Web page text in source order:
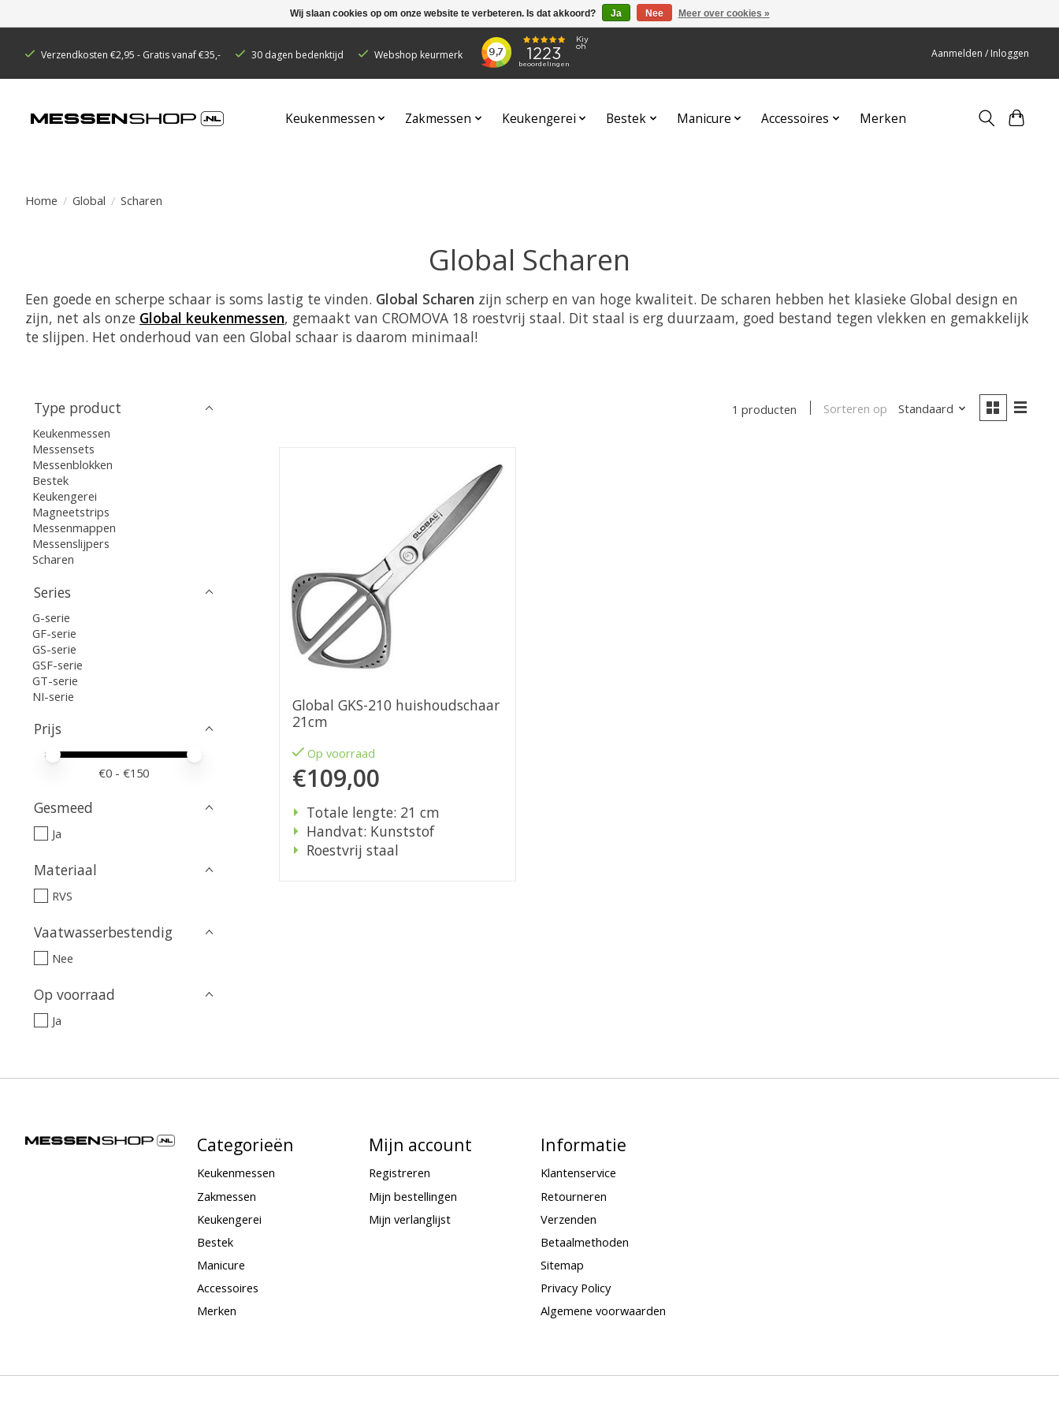
Verzendkosten €2,95 - Gratis vanaf €35,- 30 dagen bedenktijd Webshop keurmerk Aanmelden / Inloggen
Keukenmessen Zakmessen Keukengerei Bestek Manicure Accessoires Merken
Home / Global / Scharen
Global Scharen
Een goede en scherpe schaar is soms lastig te vinden. Global Scharen zijn scherp en van hoge kwaliteit. De scharen hebben het klasieke Global design en
zijn, net als onze Global keukenmessen, gemaakt van CROMOVA 18 roestvrij staal. Dit staal is erg duurzaam, goed bestand tegen vlekken en gemakkelijk
te slijpen. Het onderhoud van een Global schaar is daarom minimaal!
Type product
Keukenmessen
Messensets
Messenblokken
Bestek
Keukengerei
Magneetstrips
Messenmappen
Messenslijpers
Scharen
Series
G-serie
GF-serie
GS-serie
GSF-serie
GT-serie
NI-serie
Prijs
Minimale prijswaarde
Price maximum value
€0 - €150
Gesmeed
Ja
Materiaal
RVS
Vaatwasserbestendig
Nee
Op voorraad
Ja
1 producten Sorteren op Standaard
Global GKS-210 huishoudschaar
21cm
Op voorraad
€109,00
Totale lengte: 21 cm
Handvat: Kunststof
Roestvrij staal
Categorieën
Keukenmessen
Zakmessen
Keukengerei
Bestek
Manicure
Accessoires
Merken
Mijn account
Registreren
Mijn bestellingen
Mijn verlanglijst
Informatie
Klantenservice
Retourneren
Verzenden
Betaalmethoden
Sitemap
Privacy Policy
Algemene voorwaarden
Wij slaan cookies op om onze website te verbeteren. Is dat akkoord? Ja Nee Meer over cookies »